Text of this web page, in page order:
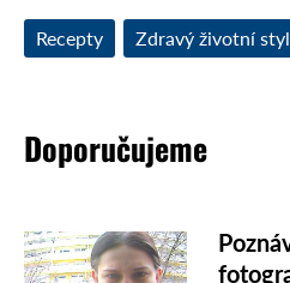
Recepty Zdravý životní styl
Doporučujeme